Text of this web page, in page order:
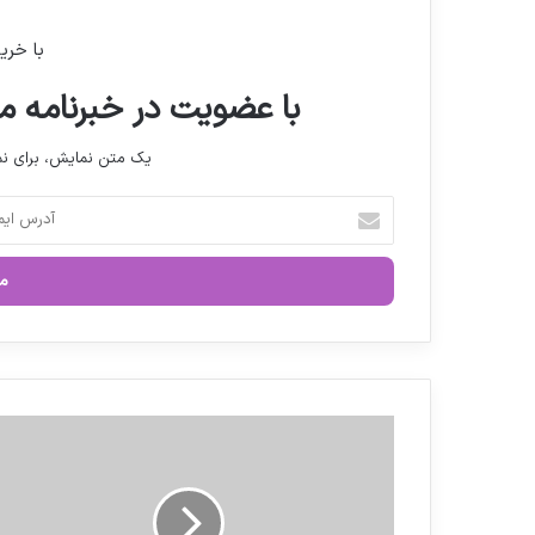
با
با عضویت در خبرنامه
یک متن نمایش،
ر
ا
ی